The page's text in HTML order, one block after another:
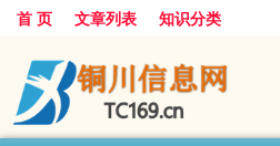
首 页 文章列表 知识分类